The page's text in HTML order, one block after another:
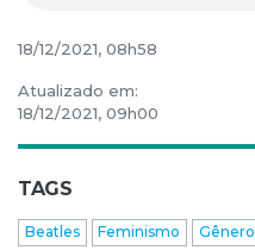
18/12/2021, 08h58
Atualizado em:
18/12/2021, 09h00
TAGS
Beatles Feminismo Gênero